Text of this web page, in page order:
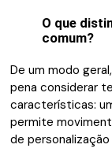
O que
comum?
De um modo
pena considerar
características:
permite
de